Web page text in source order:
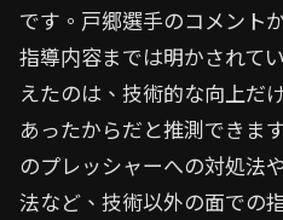
です。戸郷選手のコメント
指導内容までは明かされて
えたのは、技術的な向上だ
あったからだと推測できま
のプレッシャーへの対処法
法など、技術以外の面での